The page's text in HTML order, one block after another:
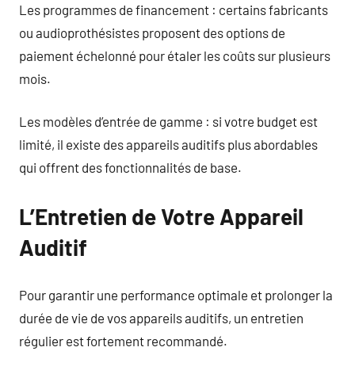
Les programmes de financement : certains fabricants
ou audioprothésistes proposent des options de
paiement échelonné pour étaler les coûts sur plusieurs
mois.
Les modèles d’entrée de gamme : si votre budget est
limité, il existe des appareils auditifs plus abordables
qui offrent des fonctionnalités de base.
L’Entretien de Votre Appareil
Auditif
Pour garantir une performance optimale et prolonger la
durée de vie de vos appareils auditifs, un entretien
régulier est fortement recommandé.